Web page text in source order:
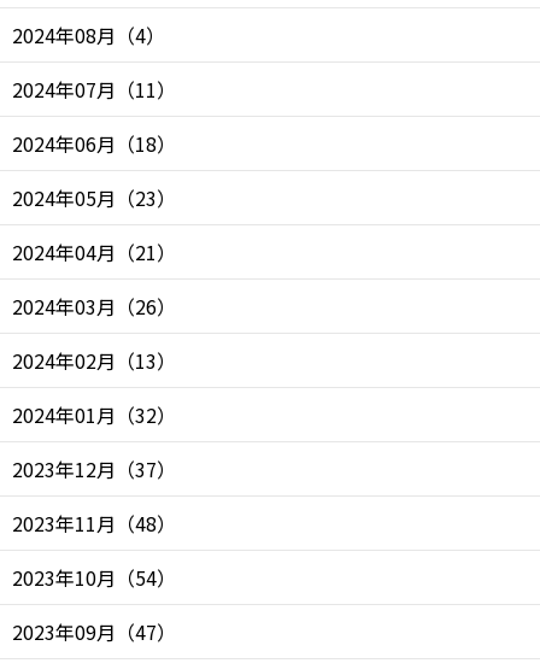
2024年08月 （4）
2024年07月 （11）
2024年06月 （18）
2024年05月 （23）
2024年04月 （21）
2024年03月 （26）
2024年02月 （13）
2024年01月 （32）
2023年12月 （37）
2023年11月 （48）
2023年10月 （54）
2023年09月 （47）